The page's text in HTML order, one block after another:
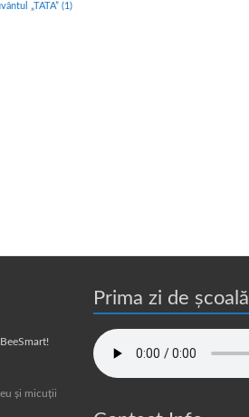
„TATA” (1)
și micuții
Prima zi de școală